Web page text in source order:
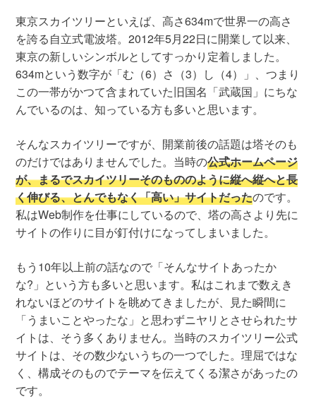
東京スカイツリーといえば、高さ634mで世界一の高さ
を誇る自立式電波塔。2012年5月22日に開業して以来、
東京の新しいシンボルとしてすっかり定着しました。
634mという数字が「む（6）さ（3）し（4）」、つまり
この一帯がかつて含まれていた旧国名「武蔵国」にちな
んでいるのは、知っている方も多いと思います。
そんなスカイツリーですが、開業前後の話題は塔そのも
のだけではありませんでした。当時の公式ホームページ
が、まるでスカイツリーそのもののように縦へ縦へと長
く伸びる、とんでもなく「高い」サイトだったのです。
私はWeb制作を仕事にしているので、塔の高さより先に
サイトの作りに目が釘付けになってしまいました。
もう10年以上前の話なので「そんなサイトあったか
な?」という方も多いと思います。私はこれまで数えき
れないほどのサイトを眺めてきましたが、見た瞬間に
「うまいことやったな」と思わずニヤリとさせられたサ
イトは、そう多くありません。当時のスカイツリー公式
サイトは、その数少ないうちの一つでした。理屈ではな
く、構成そのものでテーマを伝えてくる潔さがあったの
です。